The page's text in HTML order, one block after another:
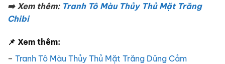
➡️ Xem thêm: Tranh Tô Màu Thủy Thủ Mặt Trăng
Chibi
📌 Xem thêm:
– Tranh Tô Màu Thủy Thủ Mặt Trăng Dũng Cảm